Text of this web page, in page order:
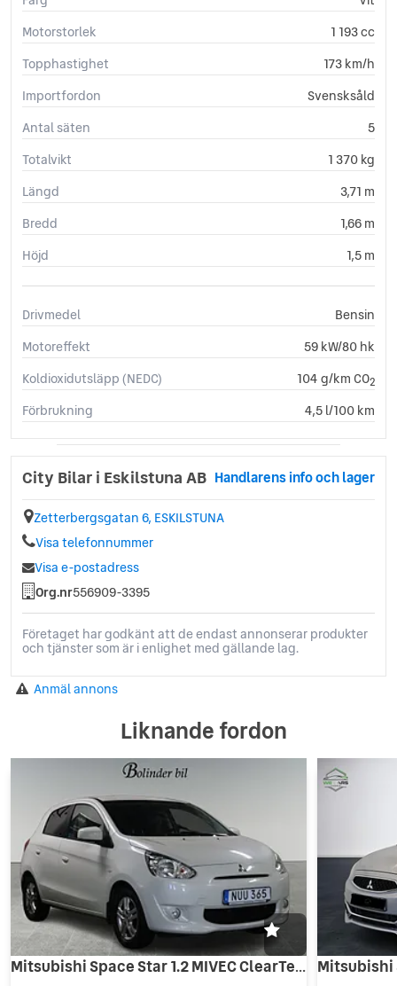
Motorstorlek
1 193 cc
Topphastighet
173 km/h
Importfordon
Svensksåld
Antal säten
5
Totalvikt
1 370 kg
Längd
3,71 m
Bredd
1,66 m
Höjd
1,5 m
Drivmedel
Bensin
Motoreffekt
59 kW/80 hk
Koldioxidutsläpp (NEDC)
104 g/km CO2
Förbrukning 4,5 l/100 km
City Bilar i Eskilstuna AB Handlarens info och lager
Zetterbergsgatan 6, ESKILSTUNA
Visa telefonnummer
Visa e-postadress
Org.nr556909-3395
Företaget har godkänt att de endast annonserar produkter
och tjänster som är i enlighet med gällande lag.
Anmäl annons
Liknande fordon
Mitsubishi Space Star 1.2 MIVEC ClearTec INVECS-III CVT BES HEMLEV